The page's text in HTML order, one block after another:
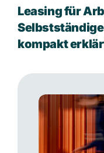
Leasing für
kompakt